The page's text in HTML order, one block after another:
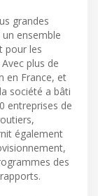
grandes
ensemble
pour les
plus de
en France, et
société a bâti
entreprises de
également
des